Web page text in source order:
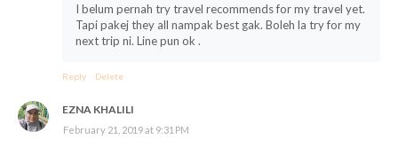
I belum pernah try travel recommends for my travel yet.
Tapi pakej they all nampak best gak. Boleh la try for my
next trip ni. Line pun ok .
Reply Delete
EZNA KHALILI
February 21, 2019 at 9:31 PM